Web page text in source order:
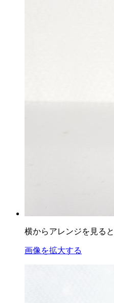
横からアレンジを見る
画像を拡大する